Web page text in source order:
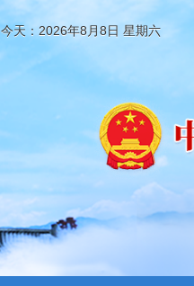
今天：2026年8月8日 星期六